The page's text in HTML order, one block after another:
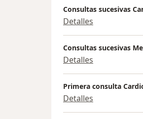
Consultas sucesivas
Detalles
Consultas sucesivas
Detalles
Primera consulta
Detalles